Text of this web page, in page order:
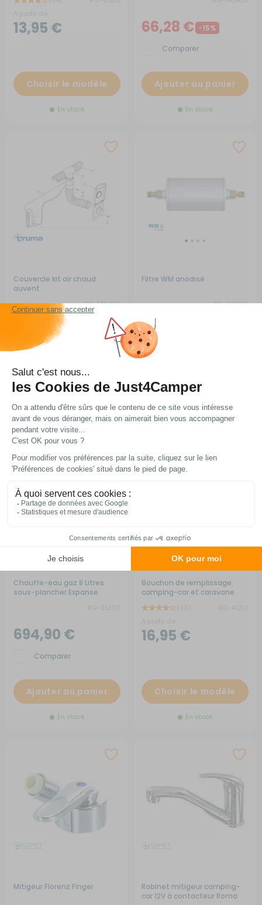
13,95 €
Choisir le modèle
En stock
66,28 € -15%
Comparer
Ajouter au panier
En stock
Couvercle kit air chaud
auvent
RG-143426
31,79 €
Ajouter au panier
En stock
Filtre WM anodisé
RG-316910
232,90 €
Ajouter au panier
En stock
Chauffe-eau gaz 8 Litres
sous-plancher Expanse
694,90 €
Comparer
Ajouter au panier
En stock
Bouchon de remplissage
camping-car et caravane
16,95 €
Choisir le modèle
En stock
Mitigeur Florenz Finger
Robinet mitigeur camping-
car 12V à contacteur Roma